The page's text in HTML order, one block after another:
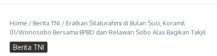
Home / Berita TNI / Eratkan Silaturahmi di Bulan Suci, Koramil
01/Wonosobo Bersama BPBD dan Relawan Sobo Alas Bagikan Takjil
Berita TNI